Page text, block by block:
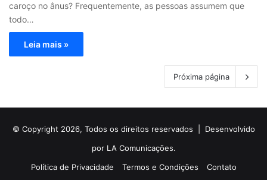
caroço no ânus? Frequentemente, as pessoas assumem que
todo…
Leia mais »
Próxima página
© Copyright 2026, Todos os direitos reservados | Desenvolvido
por LA Comunicações.
Política de Privacidade
Termos e Condições Contato